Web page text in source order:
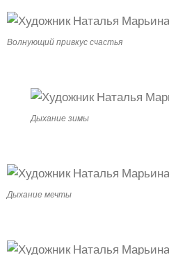
Волнующий привкус счастья
Дыхание зимы
Дыхание мечты